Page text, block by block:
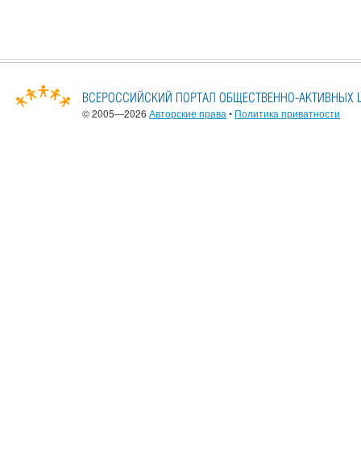
© 2005—2026 Авторские права • Политика приватности